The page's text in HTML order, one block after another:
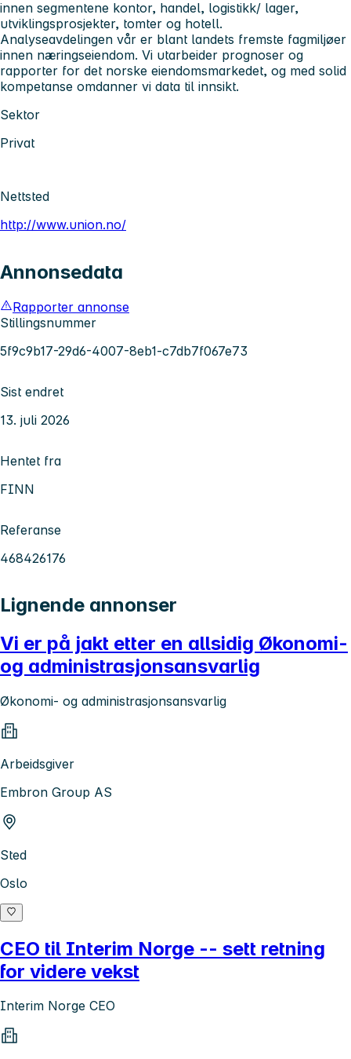
innen segmentene kontor, handel, logistikk/ lager,
utviklingsprosjekter, tomter og hotell.
Analyseavdelingen vår er blant landets fremste fagmiljøer
innen næringseiendom. Vi utarbeider prognoser og
rapporter for det norske eiendomsmarkedet, og med solid
kompetanse omdanner vi data til innsikt.
Sektor
Privat
Nettsted
http://www.union.no/
Annonsedata
Rapporter annonse
Stillingsnummer
5f9c9b17-29d6-4007-8eb1-c7db7f067e73
Sist endret
13. juli 2026
Hentet fra
FINN
Referanse
468426176
Lignende annonser
Vi er på jakt etter en allsidig Økonomi-
og administrasjonsansvarlig
Økonomi- og administrasjonsansvarlig
Arbeidsgiver
Embron Group AS
Sted
Oslo
CEO til Interim Norge -- sett retning
for videre vekst
Interim Norge CEO